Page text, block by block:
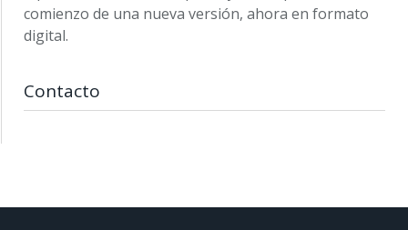
comienzo de una nueva versión, ahora en formato
digital.
Contacto